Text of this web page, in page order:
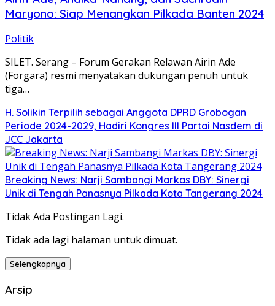
Maryono: Siap Menangkan Pilkada Banten 2024
Politik
SILET. Serang – Forum Gerakan Relawan Airin Ade
(Forgara) resmi menyatakan dukungan penuh untuk
tiga…
H. Solikin Terpilih sebagai Anggota DPRD Grobogan
Periode 2024-2029, Hadiri Kongres III Partai Nasdem di
JCC Jakarta
Breaking News: Narji Sambangi Markas DBY: Sinergi
Unik di Tengah Panasnya Pilkada Kota Tangerang 2024
Tidak Ada Postingan Lagi.
Tidak ada lagi halaman untuk dimuat.
Selengkapnya
Arsip